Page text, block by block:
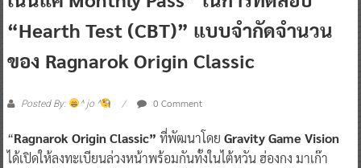
“Hearth Test (CBT)” แบบจำกัดจำนวน
ของ Ragnarok Origin Classic
Posted By: ^ jo ^ 0 Comment
“Ragnarok Origin Classic” ที่พัฒนาโดย Gravity Game Vision
ได้เปิดให้ลงทะเบียนล่วงหน้าพร้อมกันทั้งในไต้หวัน ฮ่องกง มาเก๊า